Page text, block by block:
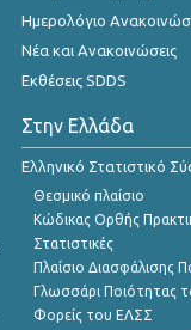
Ημερολόγιο
Νέα και Ανακοινώσεις
Εκθέσεις SDDS
Στην Ελλάδα
Ελληνικό Στατιστικό
Θεσμικό πλαίσιο
Κώδικας Ορθής
Στατιστικές
Πλαίσιο Διασφάλισης
Γλωσσάρι Ποιότητας
Φορείς του ΕΛΣΣ